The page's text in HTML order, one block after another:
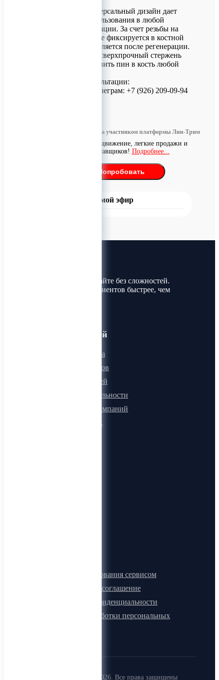
Назначение: Универсальный дизайн дает
возможность использования в любой
клинической ситуации. За счет резьбы на
стержне пин лучше фиксируется в костной
ткани и проще удаляется после регенерации.
Острый кончик и сверхпрочный стержень
позволяют установить пин в кость любой
Для заказа и консультации:
Телефон/МАХ, Телеграм: +7 (926) 209-09-94
Информация размещена участником платформы Лин-Трим
Бесплатное продвижение, легкие продажи и
поиск поставщиков! Подробнее...
Попробовать
Прямой эфир
Покупайте и продавайте без сложностей.
Найдите товары и клиентов быстрее, чем
Для пользователей
Онлайн визитка
Для поставщиков
Для покупателей
Программа лояльности
Микроблоги компаний
Быстрый поиск
Правила пользования сервисом
Лицензионное соглашение
Политика конфиденциальности
Политика обработки персональных
Copyright (c) 2015-2026. Все права защищены